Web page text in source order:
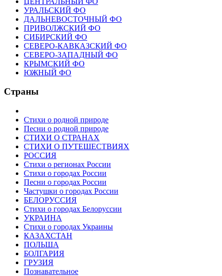
УРАЛЬСКИЙ ФО
ДАЛЬНЕВОСТОЧНЫЙ ФО
ПРИВОЛЖСКИЙ ФО
СИБИРСКИЙ ФО
СЕВЕРО-КАВКАЗСКИЙ ФО
СЕВЕРО-ЗАПАДНЫЙ ФО
КРЫМСКИЙ ФО
ЮЖНЫЙ ФО
Страны
Стихи о родной природе
Песни о родной природе
СТИХИ О СТРАНАХ
СТИХИ О ПУТЕШЕСТВИЯХ
РОССИЯ
Стихи о регионах России
Стихи о городах России
Песни о городах России
Частушки о городах России
БЕЛОРУССИЯ
Стихи о городах Белоруссии
УКРАИНА
Стихи о городах Украины
КАЗАХСТАН
ПОЛЬША
БОЛГАРИЯ
ГРУЗИЯ
Познавательное